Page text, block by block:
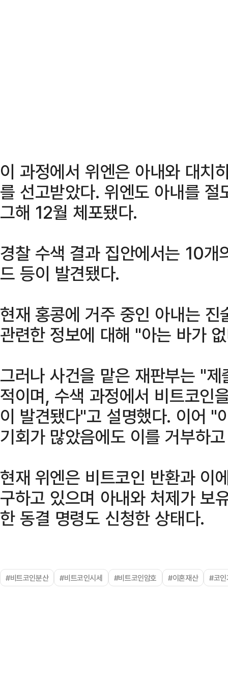
이 과정에서 위엔은 아내와 대치
를 선고받았다. 위엔도 아내를
그해 12월 체포됐다.
경찰 수색 결과 집안에서는 10
드 등이 발견됐다.
현재 홍콩에 거주 중인 아내는
관련한 정보에 대해 "아는 바가
그러나 사건을 맡은 재판부는 "
적이며, 수색 과정에서 비트코인
이 발견됐다"고 설명했다. 이어 "
기회가 많았음에도 이를 거부하
현재 위엔은 비트코인 반환과 이
구하고 있으며 아내와 처제가 보
한 동결 명령도 신청한 상태다.
#비트코인분산 #비트코인시세 #비트코인암호 #이혼재산 #코인